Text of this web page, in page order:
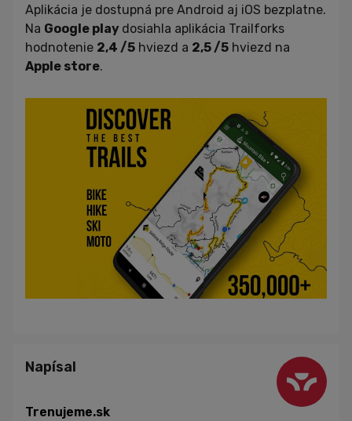
Aplikácia je dostupná pre Android aj iOS bezplatne.
Na Google play dosiahla aplikácia Trailforks
hodnotenie 2,4 /5 hviezd a 2,5 /5 hviezd na
Apple store.
Napísal
Trenujeme.sk